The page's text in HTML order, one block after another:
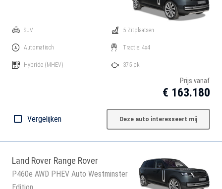
SUV
Automatisch
Hybride (MHEV)
5 Zitplaatsen
Tractie: 4x4
375 pk
Prijs vanaf
€ 163.180
Vergelijken Deze auto interesseert mij
Land Rover Range Rover
P460e AWD PHEV Auto Westminster